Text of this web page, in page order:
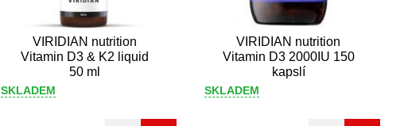
VIRIDIAN nutrition
Vitamin D3 & K2 liquid
50 ml
SKLADEM
VIRIDIAN nutrition
Vitamin D3 2000IU 150
kapslí
SKLADEM